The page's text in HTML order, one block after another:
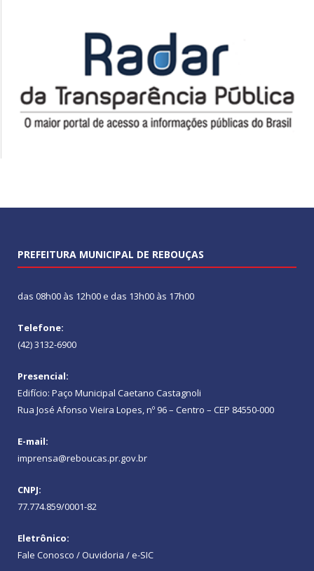
PREFEITURA MUNICIPAL DE REBOUÇAS
das 08h00 às 12h00 e das 13h00 às 17h00
Telefone:
(42) 3132-6900
Presencial:
Edifício: Paço Municipal Caetano Castagnoli
Rua José Afonso Vieira Lopes, nº 96 – Centro – CEP 84550-000
E-mail:
imprensa@reboucas.pr.gov.br
CNPJ:
77.774.859/0001-82
Eletrônico:
Fale Conosco / Ouvidoria / e-SIC